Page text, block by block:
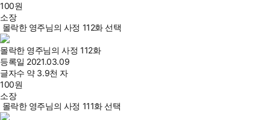
100원
소장
몰락한 영주님의 사정 112화 선택
몰락한 영주님의 사정 112화
등록일 2021.03.09
글자수 약 3.9천 자
100원
소장
몰락한 영주님의 사정 111화 선택